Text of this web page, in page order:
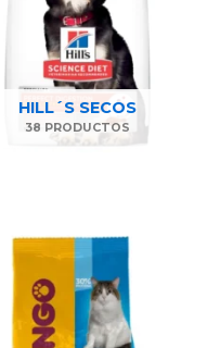
HILL´S SECOS
38 PRODUCTOS